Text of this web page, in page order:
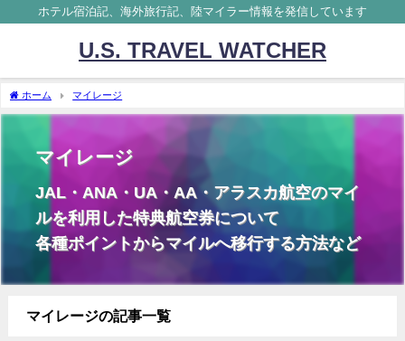
ホテル宿泊記、海外旅行記、陸マイラー情報を発信しています
U.S. TRAVEL WATCHER
ホーム マイレージ
マイレージ
JAL・ANA・UA・AA・アラスカ航空のマイ
ルを利用した特典航空券について
各種ポイントからマイルへ移行する方法など
マイレージの記事一覧